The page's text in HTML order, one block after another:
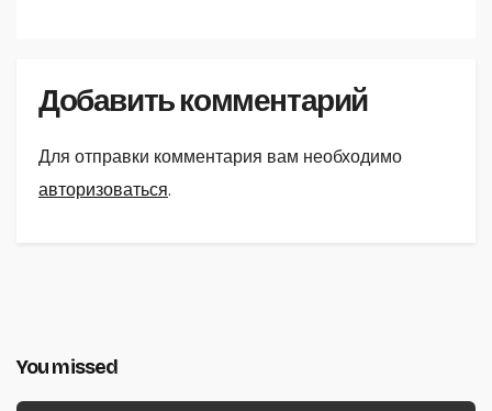
Добавить комментарий
Для отправки комментария вам необходимо
авторизоваться.
You missed